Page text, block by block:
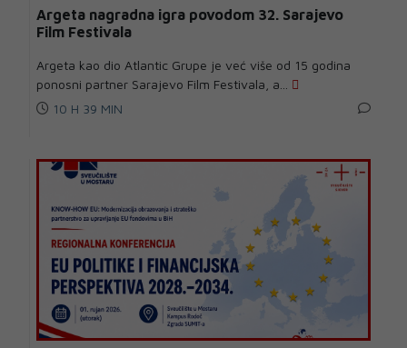
Argeta nagradna igra povodom 32. Sarajevo
Film Festivala
Argeta kao dio Atlantic Grupe je već više od 15 godina
ponosni partner Sarajevo Film Festivala, a...
10 H 39 MIN